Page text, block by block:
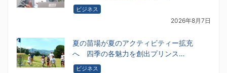
ビジネス
2026年8月7日
夏の苗場が夏のアクティビティー拡充
へ 四季の各魅力を創出プリンス…
ビジネス